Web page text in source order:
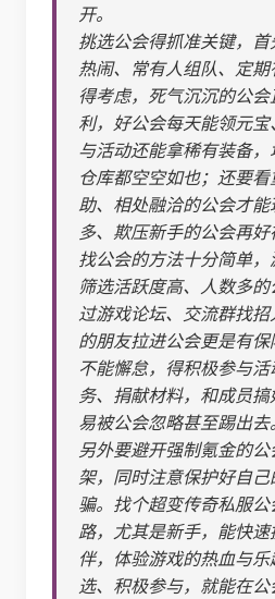
开。
挑选公会得抓准关键，
热闹、常有人组队、定
得考虑，死气沉沉的公
利，好公会每天能领元
与活动还能拿稀有装备
仓库都空空如也；还要
助、相处融洽的公会才
多、欺压新手的公会再好
找公会的方法十分简单
筛选活跃度高、人数多
过游戏论坛、交流群找
的朋友拉进公会更是有
不能懈怠，得积极参与
务、捐献材料，和成员
易被公会忽略甚至踢出去。
另外要避开强制氪金的
架，同时注意保护好自
骗。找个超变传奇私服
路，尤其是新手，能快
伴，体验游戏的热血与
选、积极参与，就能在